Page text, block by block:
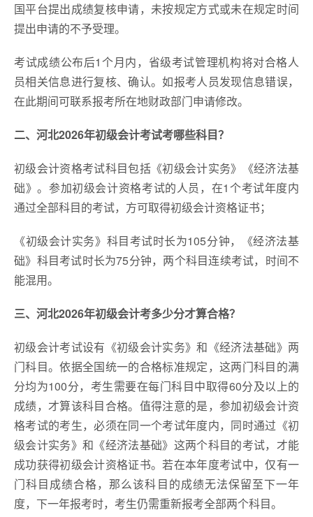
国平台提出成绩复核申请，未按规定方式或未在规定时间
提出申请的不予受理。
考试成绩公布后1个月内，省级考试管理机构将对合格人
员相关信息进行复核、确认。如报考人员发现信息错误，
在此期间可联系报考所在地财政部门申请修改。
二、河北2026年初级会计考试考哪些科目？
初级会计资格考试科目包括《初级会计实务》《经济法基
础》。参加初级会计资格考试的人员，在1个考试年度内
通过全部科目的考试，方可取得初级会计资格证书；
《初级会计实务》科目考试时长为105分钟，《经济法基
础》科目考试时长为75分钟，两个科目连续考试，时间不
能混用。
三、河北2026年初级会计考多少分才算合格？
初级会计考试设有《初级会计实务》和《经济法基础》两
门科目。依据全国统一的合格标准规定，这两门科目的满
分均为100分，考生需要在每门科目中取得60分及以上的
成绩，才算该科目合格。值得注意的是，参加初级会计资
格考试的考生，必须在同一个考试年度内，同时通过《初
级会计实务》和《经济法基础》这两个科目的考试，才能
成功获得初级会计资格证书。若在本年度考试中，仅有一
门科目成绩合格，那么该科目的成绩无法保留至下一年
度，下一年报考时，考生仍需重新报考全部两个科目。